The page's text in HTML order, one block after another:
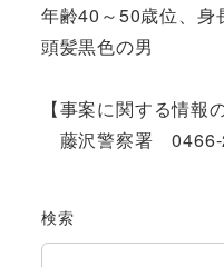
年齢40～50歳位、身
頭髪黒色の男
【事案に関する情報
藤沢警察署 0466-
検索